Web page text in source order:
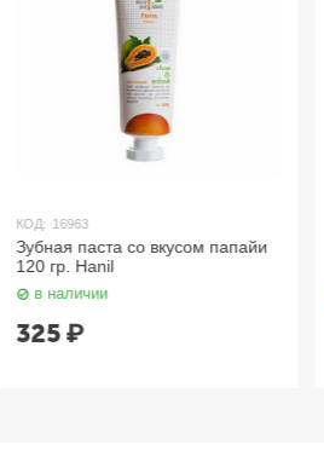
КОД:
Зубная паста с экстрактом ягод
годжи 200 гр. Hanil
в наличии
495